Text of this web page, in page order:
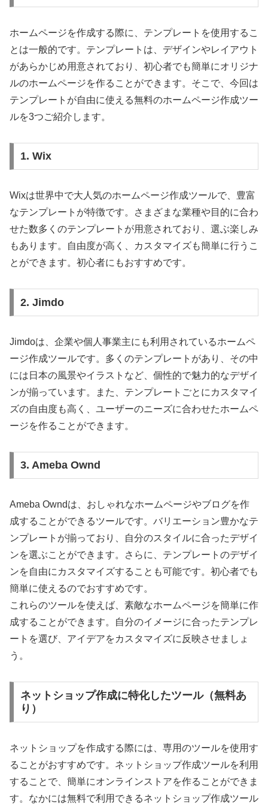
ホームページを作成する際に、テンプレートを使用するこ
とは一般的です。テンプレートは、デザインやレイアウト
があらかじめ用意されており、初心者でも簡単にオリジナ
ルのホームページを作ることができます。そこで、今回は
テンプレートが自由に使える無料のホームページ作成ツー
ルを3つご紹介します。
1. Wix
Wixは世界中で大人気のホームページ作成ツールで、豊富
なテンプレートが特徴です。さまざまな業種や目的に合わ
せた数多くのテンプレートが用意されており、選ぶ楽しみ
もあります。自由度が高く、カスタマイズも簡単に行うこ
とができます。初心者にもおすすめです。
2. Jimdo
Jimdoは、企業や個人事業主にも利用されているホームペ
ージ作成ツールです。多くのテンプレートがあり、その中
には日本の風景やイラストなど、個性的で魅力的なデザイ
ンが揃っています。また、テンプレートごとにカスタマイ
ズの自由度も高く、ユーザーのニーズに合わせたホームペ
ージを作ることができます。
3. Ameba Ownd
Ameba Owndは、おしゃれなホームページやブログを作
成することができるツールです。バリエーション豊かなテ
ンプレートが揃っており、自分のスタイルに合ったデザイ
ンを選ぶことができます。さらに、テンプレートのデザイ
ンを自由にカスタマイズすることも可能です。初心者でも
簡単に使えるのでおすすめです。
これらのツールを使えば、素敵なホームページを簡単に作
成することができます。自分のイメージに合ったテンプレ
ートを選び、アイデアをカスタマイズに反映させましょ
う。
ネットショップ作成に特化したツール（無料あ
り）
ネットショップを作成する際には、専用のツールを使用す
ることがおすすめです。ネットショップ作成ツールを利用
することで、簡単にオンラインストアを作ることができま
す。なかには無料で利用できるネットショップ作成ツール